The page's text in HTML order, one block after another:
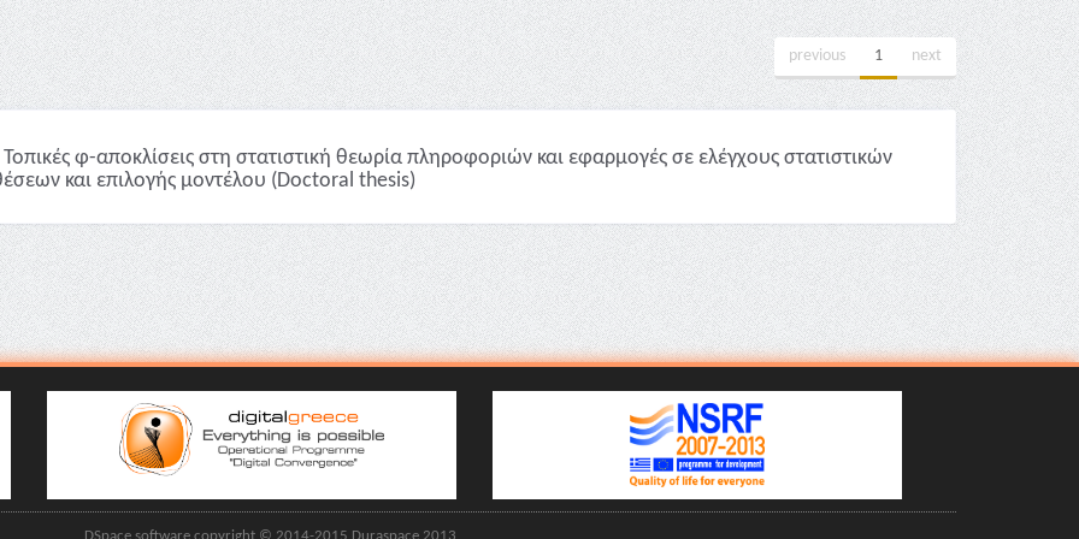
previous 1 next
φ-αποκλίσεις στη στατιστική θεωρία πληροφοριών και εφαρμογές σε ελέγχους στατιστικών
και επιλογής μοντέλου (Doctoral thesis)